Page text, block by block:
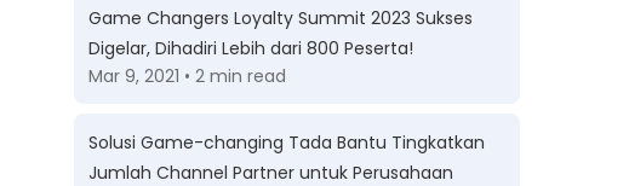
Game Changers Loyalty Summit 2023 Sukses
Digelar, Dihadiri Lebih dari 800 Peserta!
Mar 9, 2021 • 2 min read
Solusi Game-changing Tada Bantu Tingkatkan
Jumlah Channel Partner untuk Perusahaan